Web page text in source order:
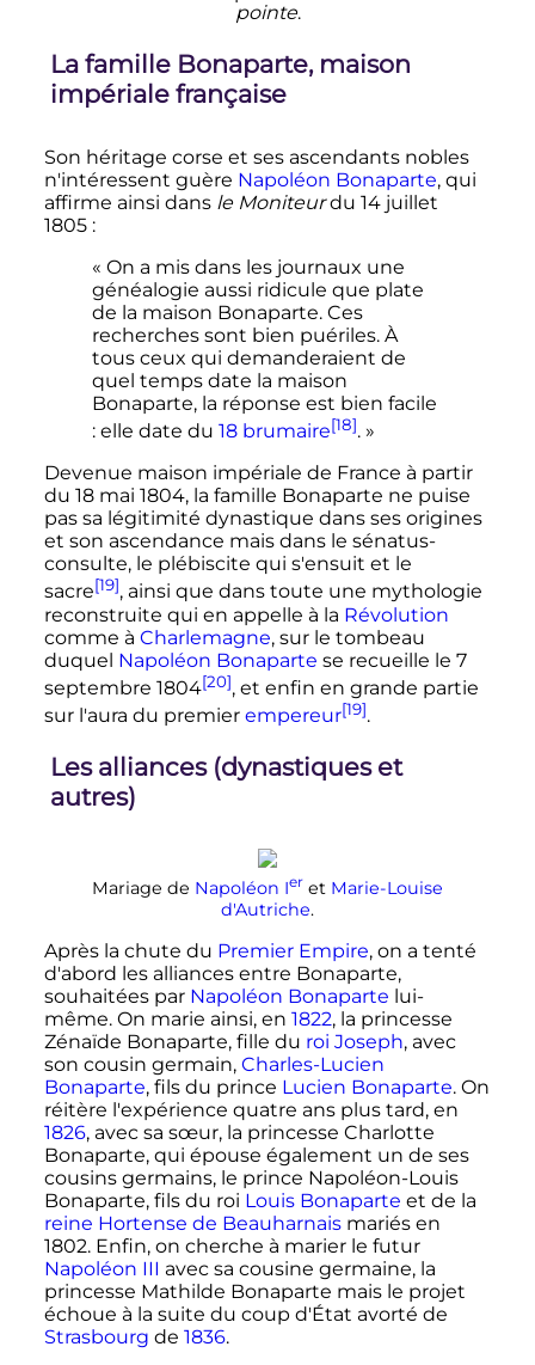
pointe.
La famille Bonaparte, maison
impériale française
Son héritage corse et ses ascendants nobles
n'intéressent guère Napoléon Bonaparte, qui
affirme ainsi dans le Moniteurdu 14 juillet
1805 :
« On a mis dans les journaux une
généalogie aussi ridicule que plate
de la maison Bonaparte. Ces
recherches sont bien puériles. À
tous ceux qui demanderaient de
quel temps date la maison
Bonaparte, la réponse est bien facile
: elle date du 18 brumaire[18]. »
Devenue maison impériale de France à partir
du 18 mai 1804, la famille Bonaparte ne puise
pas sa légitimité dynastique dans ses origines
et son ascendance mais dans le sénatus-
consulte, le plébiscite qui s'ensuit et le
sacre[19], ainsi que dans toute une mythologie
reconstruite qui en appelle à la Révolution
comme à Charlemagne, sur le tombeau
duquel Napoléon Bonaparte se recueille le 7
septembre 1804[20], et enfin en grande partie
sur l'aura du premier empereur[19].
Les alliances (dynastiques et
autres)
Mariage de Napoléon Ier et Marie-Louise
d'Autriche.
Après la chute du Premier Empire, on a tenté
d'abord les alliances entre Bonaparte,
souhaitées par Napoléon Bonaparte lui-
même. On marie ainsi, en 1822, la princesse
Zénaïde Bonaparte, fille du roi Joseph, avec
son cousin germain, Charles-Lucien
Bonaparte, fils du prince Lucien Bonaparte. On
réitère l'expérience quatre ans plus tard, en
1826, avec sa sœur, la princesse Charlotte
Bonaparte, qui épouse également un de ses
cousins germains, le prince Napoléon-Louis
Bonaparte, fils du roi Louis Bonaparte et de la
reine Hortense de Beauharnaismariés en
1802. Enfin, on cherche à marier le futur
Napoléon III avec sa cousine germaine, la
princesse Mathilde Bonaparte mais le projet
échoue à la suite du coup d'État avorté de
Strasbourg de 1836.